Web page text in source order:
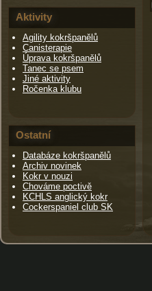
Aktivity
Agility kokršpanělů
Canisterapie
Úprava kokršpanělů
Tanec se psem
Jiné aktivity
Ročenka klubu
Ostatní
Databáze kokršpanělů
Archiv novinek
Kokr v nouzi
Chováme poctivě
KCHLS anglický kokr
Cockerspaniel club SK